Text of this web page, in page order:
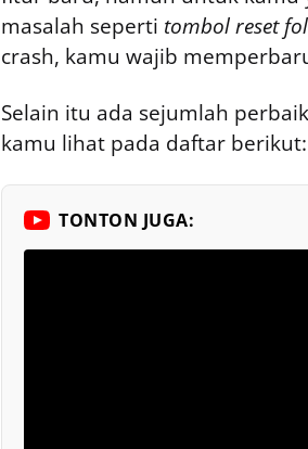
masalah seperti tombol reset
crash, kamu wajib
Selain itu ada sejumlah
kamu lihat pada daftar berikut:
TONTON JUGA: